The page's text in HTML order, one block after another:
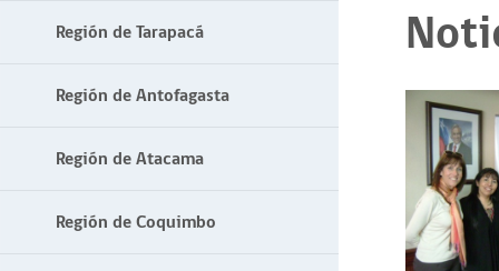
Región de Tarapacá
Región de Antofagasta
Región de Atacama
Región de Coquimbo